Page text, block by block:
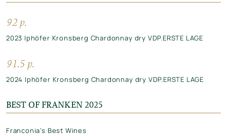
92 p.
2023 Iphöfer Kronsberg Chardonnay dry VDP.ERSTE LAGE
91.5 p.
2024 Iphöfer Kronsberg Chardonnay dry VDP.ERSTE LAGE
BEST OF FRANKEN 2025
Franconia’s Best Wines